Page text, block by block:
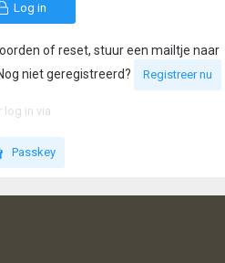
Log in
of reset, stuur een mailtje naar
niet geregistreerd?
Registreer nu
log in via
Passkey